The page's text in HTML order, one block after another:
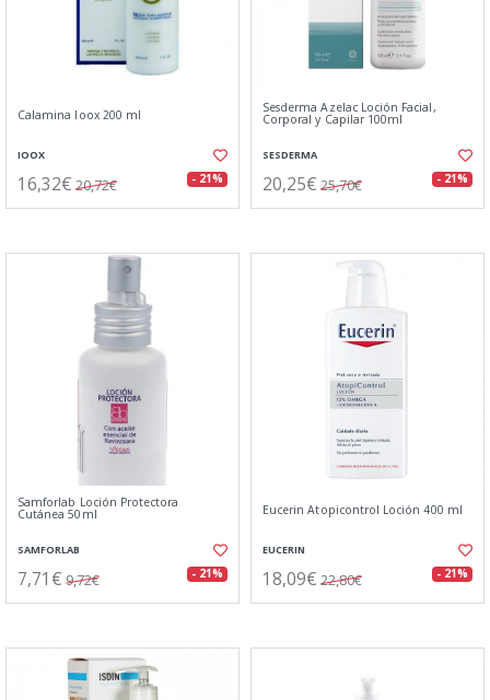
Calamina Ioox 200 ml
IOOX
16,32€ 20,72€ - 21%
Sesderma Azelac Loción Facial,
Corporal y Capilar 100ml
SESDERMA
20,25€ 25,70€ - 21%
Samforlab Loción Protectora
Cutánea 50ml
SAMFORLAB
7,71€ 9,72€ - 21%
Eucerin Atopicontrol Loción 400 ml
EUCERIN
18,09€ 22,80€ - 21%